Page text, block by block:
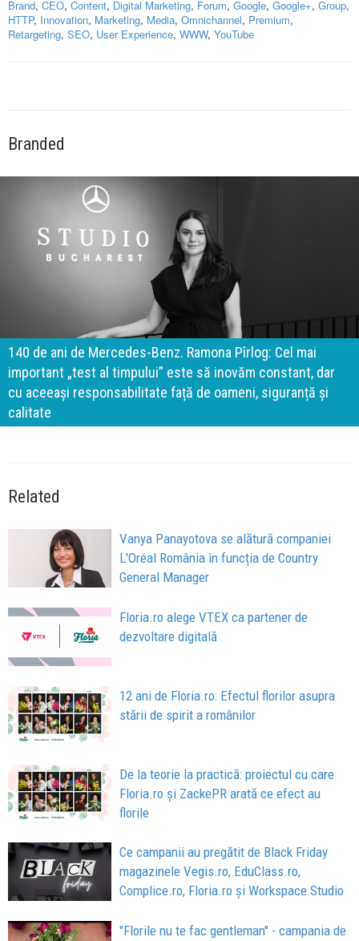
Brand, CEO, Content, Digital Marketing, Forum, Google, Google+, Group,
HTTP, Innovation, Marketing, Media, Omnichannel, Premium,
Retargeting, SEO, User Experience, WWW, YouTube
Branded
140 de ani de Mercedes-Benz. Ramona Pîrlog: Cel mai
important „test al timpului” este să inovăm constant, dar
cu aceeași responsabilitate față de oameni, siguranță și
calitate
Related
Vanya Panayotova se alătură companiei
L'Oréal România în funcția de Country
General Manager
Floria.ro alege VTEX ca partener de
dezvoltare digitală
12 ani de Floria.ro: Efectul florilor asupra
stării de spirit a românilor
De la teorie la practică: proiectul cu care
Floria.ro și ZackePR arată ce efect au
florile
Ce campanii au pregătit de Black Friday
magazinele Vegis.ro, EduClass.ro,
Complice.ro, Floria.ro și Workspace Studio
"Florile nu te fac gentleman" - campania de